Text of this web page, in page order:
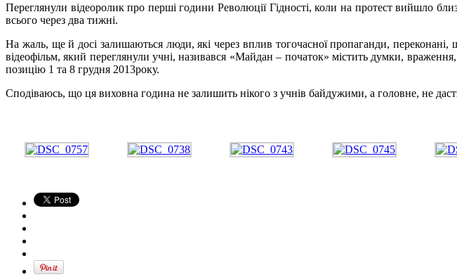
Переглянули відеоролик про перші години Революції Гідності, коли на протест вийшло
всього через два тижні.
На жаль, ще й досі залишаються люди, які через вплив тогочасної пропаганди,
відеофільм, який переглянули учні, називався «Майдан – початок» містить думки,
позицію 1 та 8 грудня 2013року.
Сподіваюсь, що ця виховна година не залишить нікого з учнів байдужими, а головне, не